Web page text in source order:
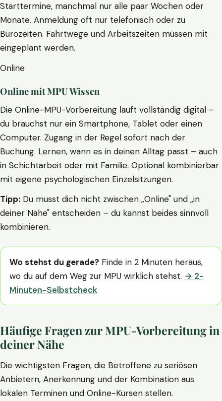
Starttermine, manchmal nur alle paar Wochen oder
Monate. Anmeldung oft nur telefonisch oder zu
Bürozeiten. Fahrtwege und Arbeitszeiten müssen mit
eingeplant werden.
Online
Online mit MPU Wissen
Die Online-MPU-Vorbereitung läuft vollständig digital –
du brauchst nur ein Smartphone, Tablet oder einen
Computer. Zugang in der Regel sofort nach der
Buchung. Lernen, wann es in deinen Alltag passt – auch
in Schichtarbeit oder mit Familie. Optional kombinierbar
mit eigene psychologischen Einzelsitzungen.
Tipp: Du musst dich nicht zwischen „Online" und „in
deiner Nähe" entscheiden – du kannst beides sinnvoll
kombinieren.
Wo stehst du gerade? Finde in 2 Minuten heraus,
wo du auf dem Weg zur MPU wirklich stehst. → 2-
Minuten-Selbstcheck
Häufige Fragen zur MPU-Vorbereitung in
deiner Nähe
Die wichtigsten Fragen, die Betroffene zu seriösen
Anbietern, Anerkennung und der Kombination aus
lokalen Terminen und Online-Kursen stellen.